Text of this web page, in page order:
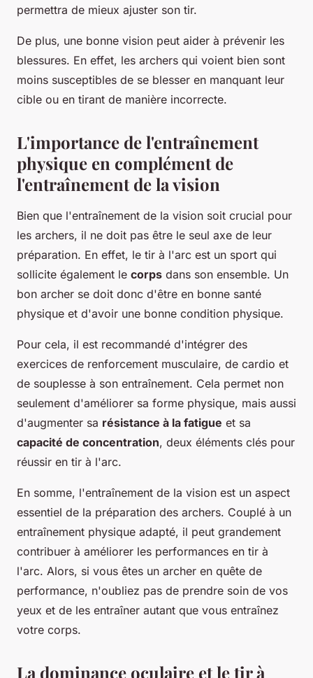
permettra de mieux ajuster son tir.
De plus, une bonne vision peut aider à prévenir les
blessures. En effet, les archers qui voient bien sont
moins susceptibles de se blesser en manquant leur
cible ou en tirant de manière incorrecte.
L'importance de l'entraînement
physique en complément de
l'entraînement de la vision
Bien que l'entraînement de la vision soit crucial pour
les archers, il ne doit pas être le seul axe de leur
préparation. En effet, le tir à l'arc est un sport qui
sollicite également le corps dans son ensemble. Un
bon archer se doit donc d'être en bonne santé
physique et d'avoir une bonne condition physique.
Pour cela, il est recommandé d'intégrer des
exercices de renforcement musculaire, de cardio et
de souplesse à son entraînement. Cela permet non
seulement d'améliorer sa forme physique, mais aussi
d'augmenter sa résistance à la fatigue et sa
capacité de concentration, deux éléments clés pour
réussir en tir à l'arc.
En somme, l'entraînement de la vision est un aspect
essentiel de la préparation des archers. Couplé à un
entraînement physique adapté, il peut grandement
contribuer à améliorer les performances en tir à
l'arc. Alors, si vous êtes un archer en quête de
performance, n'oubliez pas de prendre soin de vos
yeux et de les entraîner autant que vous entraînez
votre corps.
La dominance oculaire et le tir à